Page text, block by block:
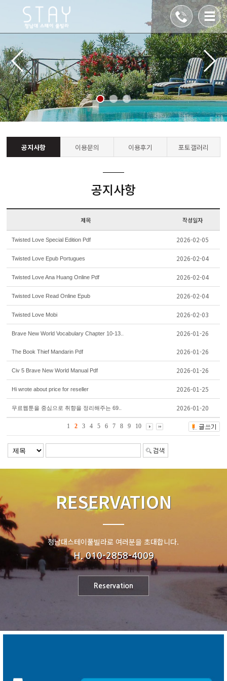
공지사항 이용문의 이용후기 포토갤러리
공지사항
제목 작성일자
Twisted Love Special Edition Pdf 2026-02-05
Twisted Love Epub Portugues 2026-02-04
Twisted Love Ana Huang Online Pdf 2026-02-04
Twisted Love Read Online Epub 2026-02-04
Twisted Love Mobi 2026-02-03
Brave New World Vocabulary Chapter 10-13.. 2026-01-26
The Book Thief Mandarin Pdf 2026-01-26
Civ 5 Brave New World Manual Pdf 2026-01-26
Hi wrote about price for reseller 2026-01-25
무료웹툰을 중심으로 취향을 정리해주는 69.. 2026-01-20
1 2 3 4 5 6 7 8 9 10
RESERVATION
청남대스테이풀빌라로 여러분을 초대합니다.
H. 010-2858-4009
Reservation